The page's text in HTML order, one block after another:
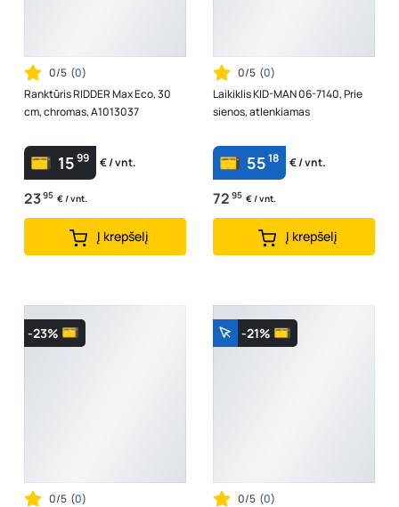
0/5 (0)
Ranktūris RIDDER Max Eco, 30
cm, chromas, A1013037
1599 € / vnt.
2395 € / vnt.
Į krepšelį
0/5 (0)
Laikiklis KID-MAN 06-7140, Prie
sienos, atlenkiamas
5518 € / vnt.
72 95 € / vnt.
Į krepšelį
-23%
0/5 (0)
-21%
0/5 (0)